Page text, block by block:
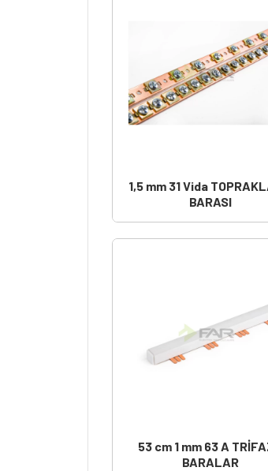
1,5 mm 31 Vida
BARASI
53 cm 1 mm 63 A
BARALAR